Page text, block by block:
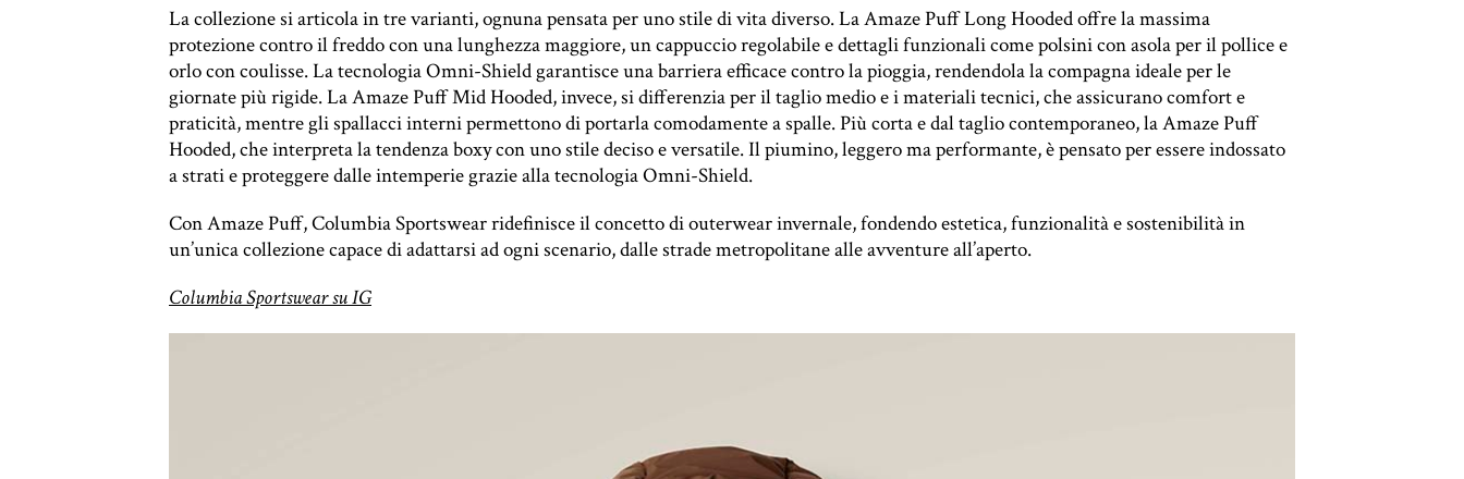
La collezione si articola in tre varianti, ognuna pensata per uno stile di vita diverso. La Amaze Puff Long Hooded offre la massima
protezione contro il freddo con una lunghezza maggiore, un cappuccio regolabile e dettagli funzionali come polsini con asola per il pollice e
orlo con coulisse. La tecnologia Omni-Shield garantisce una barriera efficace contro la pioggia, rendendola la compagna ideale per le
giornate più rigide. La Amaze Puff Mid Hooded, invece, si differenzia per il taglio medio e i materiali tecnici, che assicurano comfort e
praticità, mentre gli spallacci interni permettono di portarla comodamente a spalle. Più corta e dal taglio contemporaneo, la Amaze Puff
Hooded, che interpreta la tendenza boxy con uno stile deciso e versatile. Il piumino, leggero ma performante, è pensato per essere indossato
a strati e proteggere dalle intemperie grazie alla tecnologia Omni-Shield.
Con Amaze Puff, Columbia Sportswear ridefinisce il concetto di outerwear invernale, fondendo estetica, funzionalità e sostenibilità in
un’unica collezione capace di adattarsi ad ogni scenario, dalle strade metropolitane alle avventure all’aperto.
Columbia Sportswear su IG